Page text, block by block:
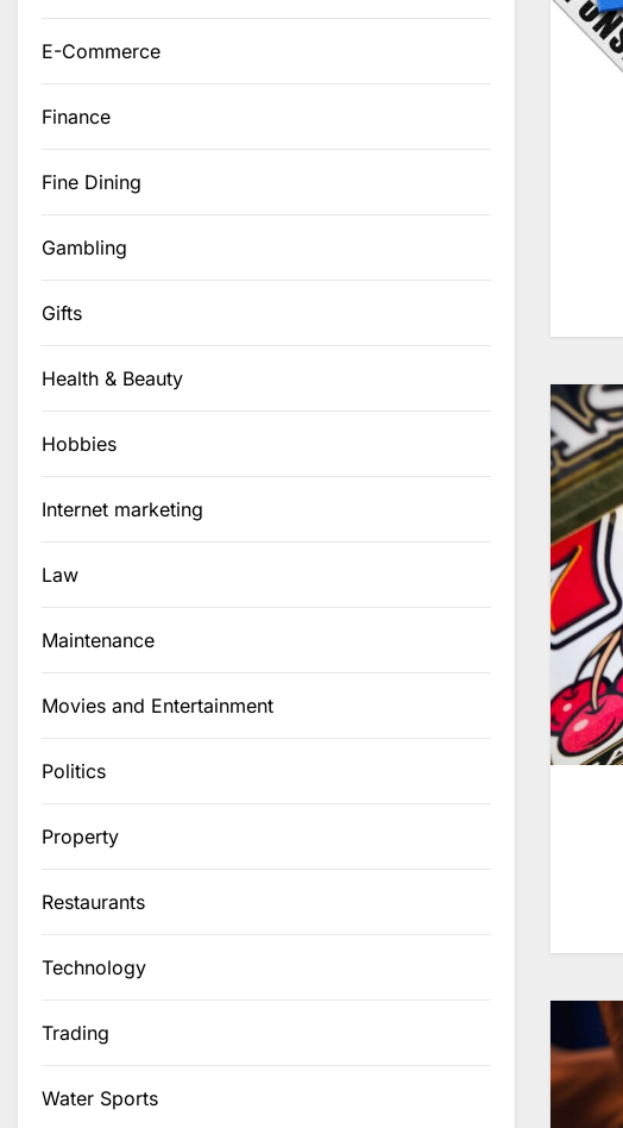
E-Commerce
Finance
Fine Dining
Gambling
Gifts
Health & Beauty
Hobbies
Internet marketing
Law
Maintenance
Movies and Entertainment
Politics
Property
Restaurants
Technology
Trading
Water Sports